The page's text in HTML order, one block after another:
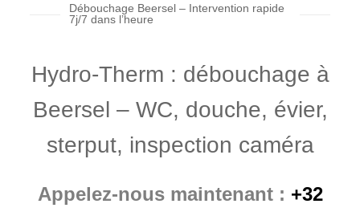
Débouchage Beersel – Intervention rapide
7j/7 dans l’heure
Hydro-Therm : débouchage à
Beersel – WC, douche, évier,
sterput, inspection caméra
Appelez-nous maintenant : +32